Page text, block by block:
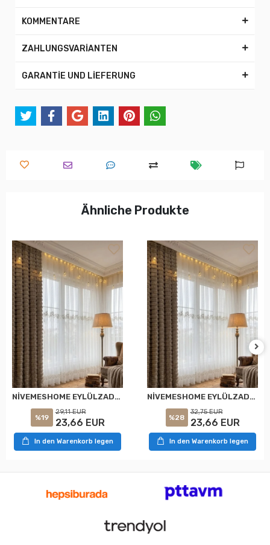
KOMMENTARE
ZAHLUNGSVARİANTEN
GARANTİE UND LİEFERUNG
Ähnliche Produkte
NİVEMESHOME EYLÜLZADE GOLD DETAY 1/2,5 PİLELİ TÜL PERDE APM
%19
29,11 EUR
23,66 EUR
In den Warenkorb legen
NİVEMESHOME EYLÜLZADE GOLD DETAY 1/3 PİLELİ TÜL PERDE APM
%28
32,75 EUR
23,66 EUR
In den Warenkorb legen